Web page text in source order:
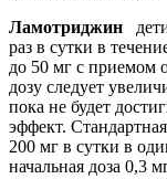
Ламотриджин
раз в сутки в
до 50 мг с приемом
дозу следует
пока не будет
эффект.
200 мг в сутки в
начальная доза 0,3